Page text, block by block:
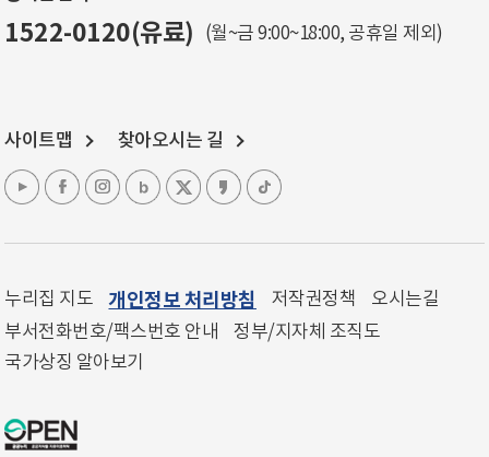
1522-0120(유료) (월~금 9:00~18:00, 공휴일 제외)
사이트맵 찾아오시는 길
누리집 지도 개인정보 처리방침 저작권정책
오시는길
부서전화번호/팩스번호 안내
정부/지자체 조직도
국가상징 알아보기